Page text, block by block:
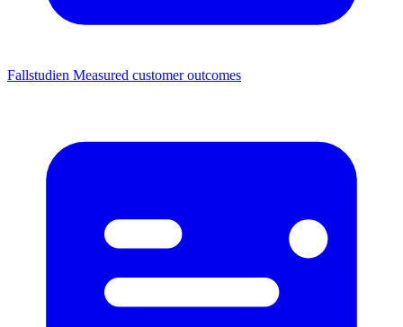
Fallstudien Measured customer outcomes